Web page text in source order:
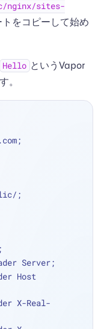
nginx/sites-
をコピーして始め
Hello というVapor
。
;
Server;